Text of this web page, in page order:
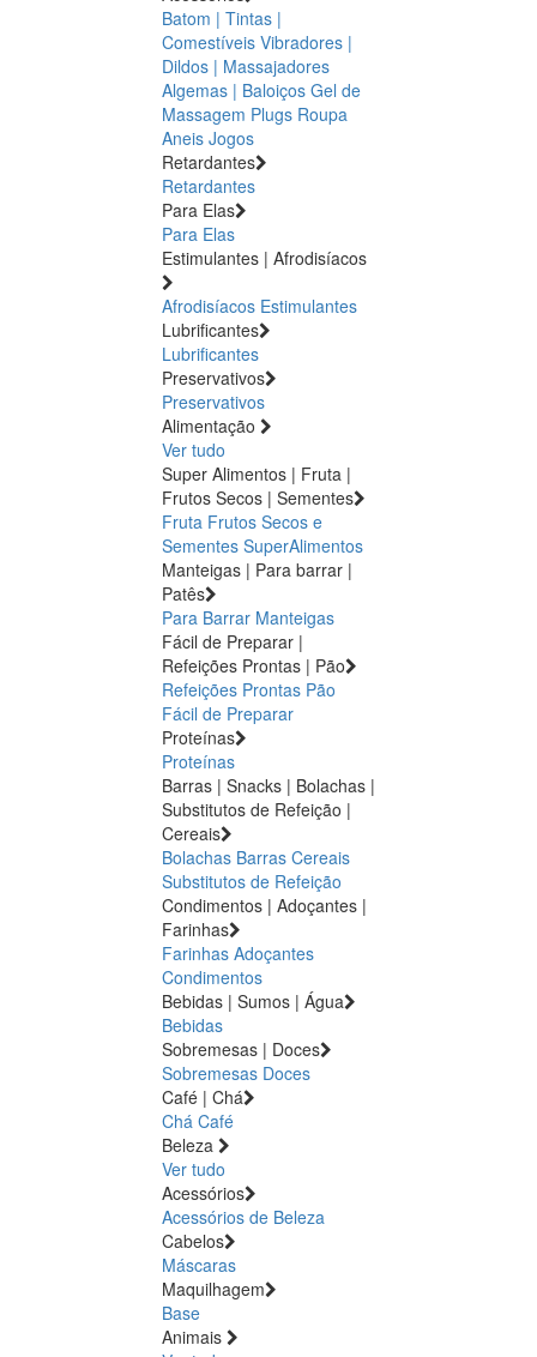
Batom | Tintas |
Comestíveis Vibradores |
Dildos | Massajadores
Algemas | Baloiços Gel de
Massagem Plugs Roupa
Aneis Jogos
Retardantes
Retardantes
Para Elas
Para Elas
Estimulantes | Afrodisíacos
Afrodisíacos Estimulantes
Lubrificantes
Lubrificantes
Preservativos
Preservativos
Alimentação
Ver tudo
Super Alimentos | Fruta |
Frutos Secos | Sementes
Fruta Frutos Secos e
Sementes SuperAlimentos
Manteigas | Para barrar |
Patês
Para Barrar Manteigas
Fácil de Preparar |
Refeições Prontas | Pão
Refeições Prontas Pão
Fácil de Preparar
Proteínas
Proteínas
Barras | Snacks | Bolachas |
Substitutos de Refeição |
Cereais
Bolachas Barras Cereais
Substitutos de Refeição
Condimentos | Adoçantes |
Farinhas
Farinhas Adoçantes
Condimentos
Bebidas | Sumos | Água
Bebidas
Sobremesas | Doces
Sobremesas Doces
Café | Chá
Chá Café
Beleza
Ver tudo
Acessórios
Acessórios de Beleza
Cabelos
Máscaras
Maquilhagem
Base
Animais